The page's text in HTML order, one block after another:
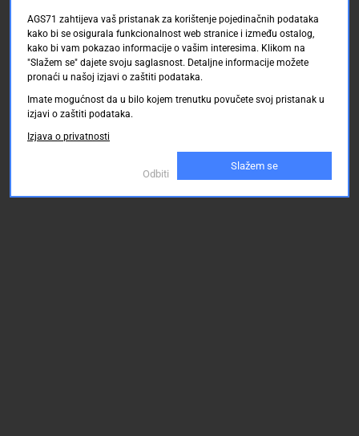
AGS71 zahtijeva vaš pristanak za korištenje pojedinačnih podataka
kako bi se osigurala funkcionalnost web stranice i između ostalog,
kako bi vam pokazao informacije o vašim interesima. Klikom na
"Slažem se" dajete svoju saglasnost. Detaljne informacije možete
pronaći u našoj izjavi o zaštiti podataka.
Imate mogućnost da u bilo kojem trenutku povučete svoj pristanak u
izjavi o zaštiti podataka.
Izjava o privatnosti
Odbiti
Slažem se